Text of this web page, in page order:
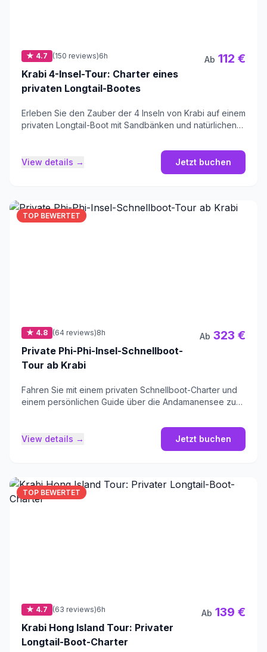
★ 4.7 (150 reviews)6h
Krabi 4-Insel-Tour: Charter eines
privaten Longtail-Bootes
Ab 112 €
Erleben Sie den Zauber der 4 Inseln von Krabi auf einem
privaten Longtail-Boot mit Sandbänken und natürlichen
View details → Jetzt buchen
TOP BEWERTET
★ 4.8 (64 reviews)8h
Private Phi-Phi-Insel-Schnellboot-
Tour ab Krabi
Ab 323 €
Fahren Sie mit einem privaten Schnellboot-Charter und
einem persönlichen Guide über die Andamanensee zu
View details → Jetzt buchen
TOP BEWERTET
★ 4.7 (63 reviews)6h
Krabi Hong Island Tour: Privater
Longtail-Boot-Charter
Ab 139 €